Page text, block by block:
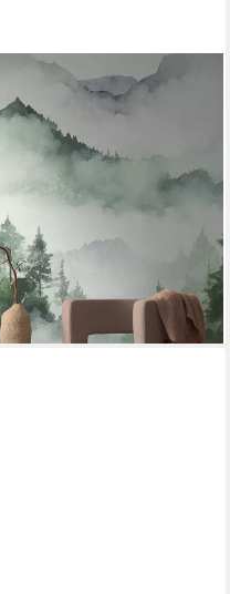
Tapete Motivtapete Wald
für Schlafzimmer